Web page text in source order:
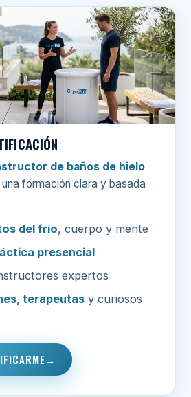
de baños de hielo
formación clara y basada
del frío, cuerpo y mente
presencial
expertos
terapeutas y curiosos